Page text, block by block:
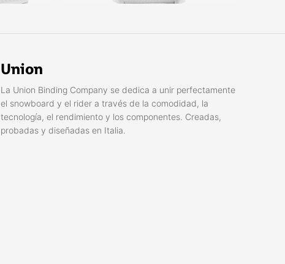
Union
La Union Binding Company se dedica a unir perfectamente
el snowboard y el rider a través de la comodidad, la
tecnología, el rendimiento y los componentes. Creadas,
probadas y diseñadas en Italia.